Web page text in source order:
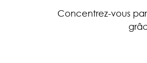
Concentrez-vous